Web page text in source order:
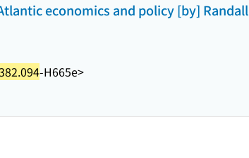
economics and policy [by] Randall
-H665e>